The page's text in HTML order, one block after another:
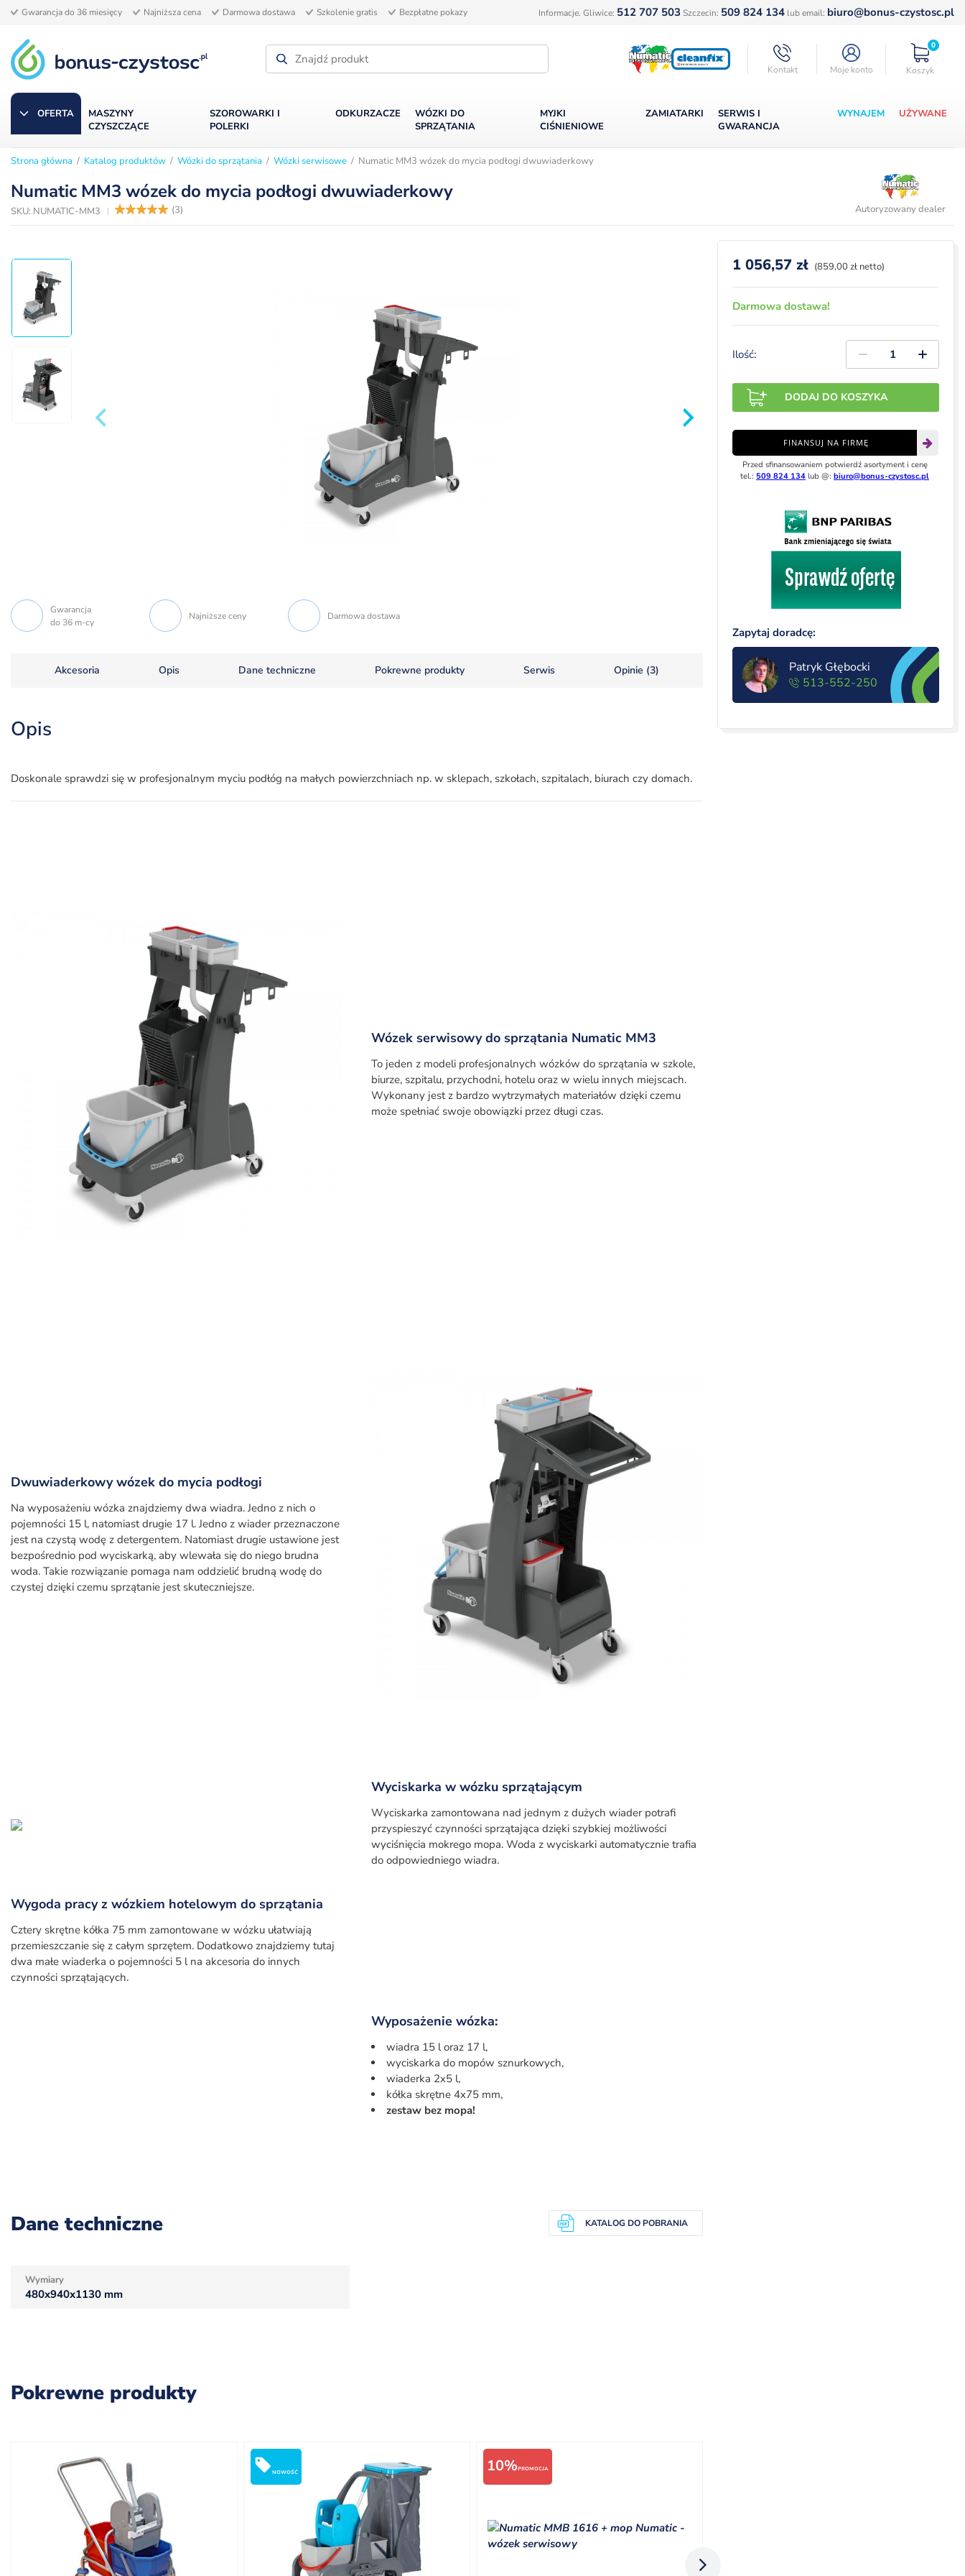
Gwarancja do 36 miesięcy Najniższa cena Darmowa dostawa Szkolenie gratis Bezpłatne pokazy Informacje. Gliwice: 512 707 503 Szczecin: 509 824 134 lub email: biuro@bonus-czystosc.pl
Kontakt Moje konto Koszyk
0
OFERTA
MASZYNY
CZYSZCZĄCE
SZOROWARKI I
POLERKI
ODKURZACZE
WÓZKI DO
SPRZĄTANIA
MYJKI
CIŚNIENIOWE
ZAMIATARKI
SERWIS I
GWARANCJA
WYNAJEM UŻYWANE
Strona główna / Katalog produktów / Wózki do sprzątania / Wózki serwisowe / Numatic MM3 wózek do mycia podłogi dwuwiaderkowy
Numatic MM3 wózek do mycia podłogi dwuwiaderkowy
SKU: NUMATIC-MM3 (3) Autoryzowany dealer
1 056,57 zł (859,00 zł netto)
Darmowa dostawa!
Ilość:
DODAJ DO KOSZYKA
FINANSUJ NA FIRMĘ
Przed sfinansowaniem potwierdź asortyment i cenę
tel.: 509 824 134 lub @: biuro@bonus-czystosc.pl
Zapytaj doradcę:
Patryk Głębocki
513-552-250
Gwarancja
do 36 m-cy
Najniższe ceny Darmowa dostawa
Akcesoria Opis Dane techniczne Pokrewne produkty Serwis Opinie (3)
Opis
Doskonale sprawdzi się w profesjonalnym myciu podłóg na małych powierzchniach np. w sklepach, szkołach, szpitalach, biurach czy domach.
Wózek serwisowy do sprzątania Numatic MM3
To jeden z modeli profesjonalnych wózków do sprzątania w szkole,
biurze, szpitalu, przychodni, hotelu oraz w wielu innych miejscach.
Wykonany jest z bardzo wytrzymałych materiałów dzięki czemu
może spełniać swoje obowiązki przez długi czas.
Dwuwiaderkowy wózek do mycia podłogi
Na wyposażeniu wózka znajdziemy dwa wiadra. Jedno z nich o
pojemności 15 l, natomiast drugie 17 l. Jedno z wiader przeznaczone
jest na czystą wodę z detergentem. Natomiast drugie ustawione jest
bezpośrednio pod wyciskarką, aby wlewała się do niego brudna
woda. Takie rozwiązanie pomaga nam oddzielić brudną wodę do
czystej dzięki czemu sprzątanie jest skuteczniejsze.
Wyciskarka w wózku sprzątającym
Wyciskarka zamontowana nad jednym z dużych wiader potrafi
przyspieszyć czynności sprzątająca dzięki szybkiej możliwości
wyciśnięcia mokrego mopa. Woda z wyciskarki automatycznie trafia
do odpowiedniego wiadra.
Wygoda pracy z wózkiem hotelowym do sprzątania
Cztery skrętne kółka 75 mm zamontowane w wózku ułatwiają
przemieszczanie się z całym sprzętem. Dodatkowo znajdziemy tutaj
dwa małe wiaderka o pojemności 5 l na akcesoria do innych
czynności sprzątających.
Wyposażenie wózka:
wiadra 15 l oraz 17 l,
wyciskarka do mopów sznurkowych,
wiaderka 2x5 l,
kółka skrętne 4x75 mm,
zestaw bez mopa!
Dane techniczne
Wymiary
480x940x1130 mm
KATALOG DO POBRANIA
Pokrewne produkty
NOWOŚĆ 10%PROMOCJA